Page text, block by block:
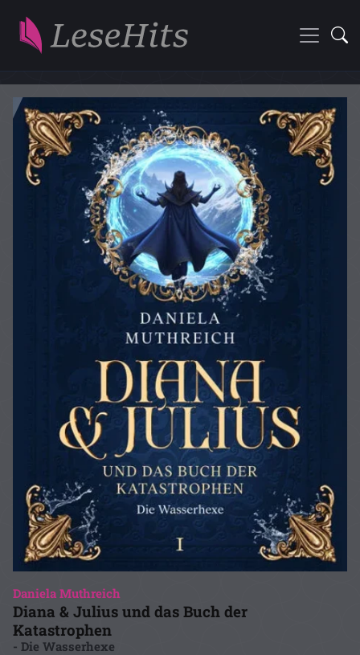
Daniela Muthreich
Diana & Julius und das Buch der
Katastrophen
- Die Wasserhexe